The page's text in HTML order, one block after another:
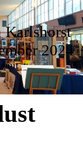
Karlshorst
2024
unit